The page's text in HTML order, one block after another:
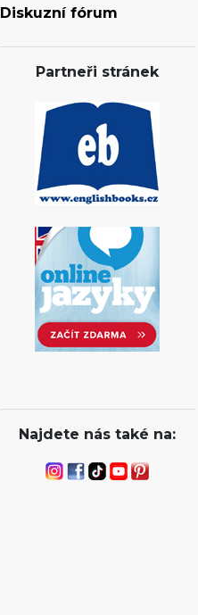
Diskuzní fórum
Partneři stránek
Najdete nás také na: